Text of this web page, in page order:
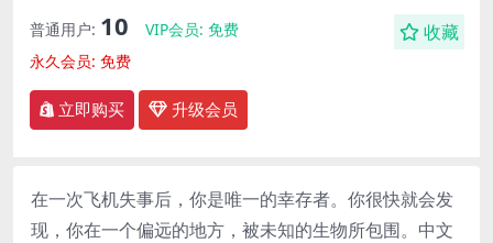
普通用户: 10 VIP会员: 免费
永久会员: 免费
收藏
立即购买 升级会员
在一次飞机失事后，你是唯一的幸存者。你很快就会发
现，你在一个偏远的地方，被未知的生物所包围。中文